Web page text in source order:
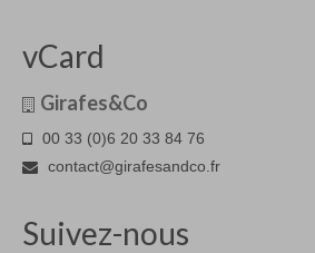
vCard
Girafes&Co
00 33 (0)6 20 33 84 76
contact@girafesandco.fr
Suivez-nous